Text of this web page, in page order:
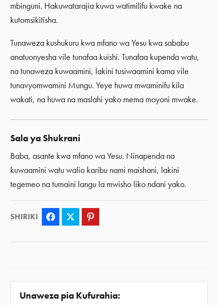
mbinguni. Hakuwatarajia kuwa watimilifu kwake na
kutomsikitisha.
Tunaweza kushukuru kwa mfano wa Yesu kwa sababu
anatuonyesha vile tunafaa kuishi. Tunafaa kupenda watu,
na tunaweza kuwaamini, lakini tusiwaamini kama vile
tunavyomwamini Mungu. Yeye huwa mwaminifu kila
wakati, na huwa na maslahi yako mema moyoni mwake.
Sala ya Shukrani
Baba, asante kwa mfano wa Yesu. Ninapenda na
kuwaamini watu walio karibu nami maishani, lakini
tegemeo na tumaini langu la mwisho liko ndani yako.
SHIRIKI Facebook Twitter
Unaweza pia Kufurahia: